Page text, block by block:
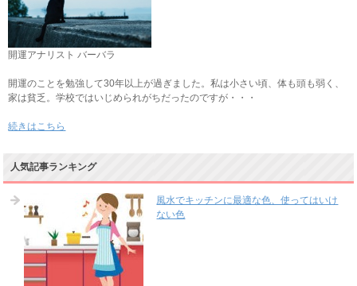
開運アナリスト バーバラ
開運のことを勉強して30年以上が過ぎました。私は小さい頃、体も頭も弱く、
家は貧乏。学校ではいじめられがちだったのですが・・・
続きはこちら
人気記事ランキング
風水でキッチンに最適な色、使ってはいけ
ない色